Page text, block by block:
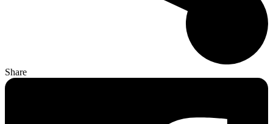
Share